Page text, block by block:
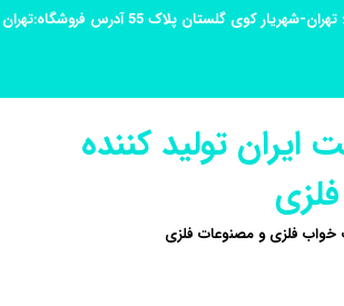
ایران تولید کننده
خواب فلزی و مصنوعات فلزی